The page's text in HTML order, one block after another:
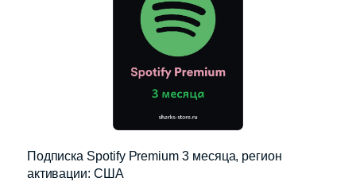
Подписка Spotify Premium 3 месяца, регион
активации: США